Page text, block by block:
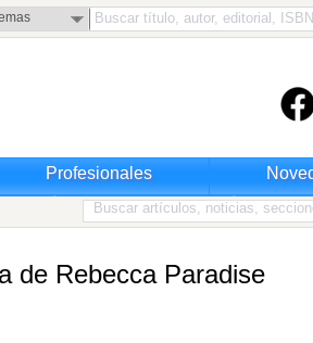
Profesionales
de Rebecca Paradise